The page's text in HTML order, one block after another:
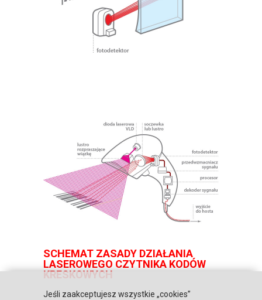
SCHEMAT ZASADY DZIAŁANIA
LASEROWEGO CZYTNIKA KODÓW
KRESKOWYCH
Jeśli zaakceptujesz wszystkie „cookies”